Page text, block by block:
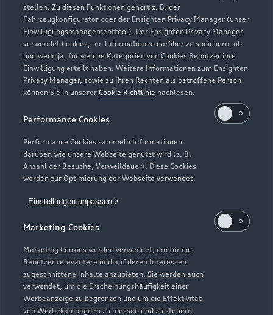
stellen. Zu diesen Funktionen gehört z. B. der
Fahrzeugkonfigurator oder der Ensighten Privacy Manager (unser
Einwilligungsmanagementtool). Der Ensighten Privacy Manager
verwendet Cookies, um Informationen darüber zu speichern, ob
und wenn ja, für welche Kategorien von Cookies Benutzer ihre
Einwilligung erteilt haben. Weitere Informationen zum Ensighten
Privacy Manager, sowie zu Ihren Rechten als betroffene Person
können Sie in unserer Cookie Richtlinie nachlesen.
Performance Cookies
Performance Cookies sammeln Informationen
darüber, wie unsere Webseite genutzt wird (z. B.
Anzahl der Besuche, Verweildauer). Diese Cookies
werden zur Optimierung der Webseite verwendet.
Einstellungen anpassen
Marketing Cookies
Marketing Cookies werden verwendet, um für die
Benutzer relevantere und auf deren Interessen
zugeschnittene Inhalte anzubieten. Sie werden auch
verwendet, um die Erscheinungshäufigkeit einer
Werbeanzeige zu begrenzen und um die Effektivität
von Werbekampagnen zu messen und zu steuern.
Zurück nach oben
Modelle
Elektromodelle
Plug-in-Hybride
Neuwagensuche
Gebrauchtwagensuche
Geschäftskunden
Service & Zubehör
Saisonale Angebote
Audi Services
Garantie
Audi digital services
myAudi
Support
Audi Code
Häufige Fragen (FAQ)
Audi Online Beratung
Über Audi
Unternehmen
Karriere
Investor Relations
© 2026 AUDI AG. Alle Rechte vorbehalten